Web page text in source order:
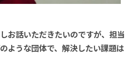
お話いただきたいのですが、担当
ような団体で、解決したい課題は